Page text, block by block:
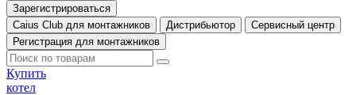
Зарегистрироваться
Caius Club для монтажников
Дистрибьютор
Сервисный центр
Регистрация для монтажников
Купить
котел